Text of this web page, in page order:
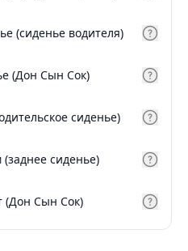
(сиденье водителя)
(Дон Сын Сок)
сиденье)
сиденье)
(Дон Сын Сок)